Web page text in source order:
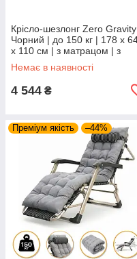
Крісло-шезлонг Zero
Чорний | до 150 кг | 178 х
х 110 см | з матрацом | з
підголівником | LEOBRO LB-
ZGC-K2-BLK | для
Немає в наявності
4 544 ₴
Преміум якість –44%